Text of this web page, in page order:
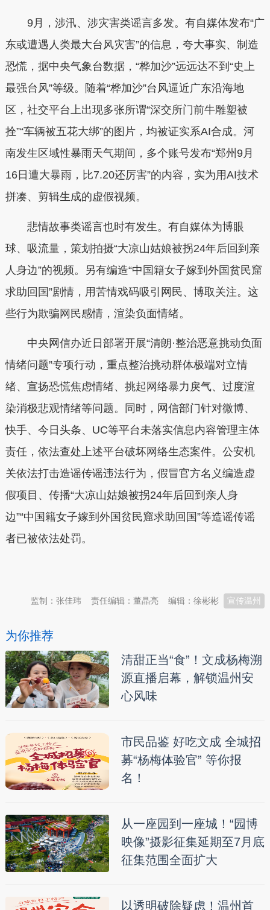
9月，涉汛、涉灾害类谣言多发。有自媒体发布“广
东或遭遇人类最大台风灾害”的信息，夸大事实、制造
恐慌，据中央气象台数据，“桦加沙”远远达不到“史上
最强台风”等级。随着“桦加沙”台风逼近广东沿海地
区，社交平台上出现多张所谓“深交所门前牛雕塑被
拴”“车辆被五花大绑”的图片，均被证实系AI合成。河
南发生区域性暴雨天气期间，多个账号发布“郑州9月
16日遭大暴雨，比7.20还厉害”的内容，实为用AI技术
拼凑、剪辑生成的虚假视频。
悲情故事类谣言也时有发生。有自媒体为博眼
球、吸流量，策划拍摄“大凉山姑娘被拐24年后回到亲
人身边”的视频。另有编造“中国籍女子嫁到外国贫民窟
求助回国”剧情，用苦情戏码吸引网民、博取关注。这
些行为欺骗网民感情，渲染负面情绪。
中央网信办近日部署开展“清朗·整治恶意挑动负面
情绪问题”专项行动，重点整治挑动群体极端对立情
绪、宣扬恐慌焦虑情绪、挑起网络暴力戾气、过度渲
染消极悲观情绪等问题。同时，网信部门针对微博、
快手、今日头条、UC等平台未落实信息内容管理主体
责任，依法查处上述平台破坏网络生态案件。公安机
关依法打击造谣传谣违法行为，假冒官方名义编造虚
假项目、传播“大凉山姑娘被拐24年后回到亲人身
边”“中国籍女子嫁到外国贫民窟求助回国”等造谣传谣
者已被依法处罚。
宣传温州
编辑：徐彬彬
责任编辑：董晶亮
监制：张佳玮
为你推荐
清甜正当“食”！文成杨梅溯
源直播启幕，解锁温州安
心风味
市民品鉴 好吃文成 全城招
募“杨梅体验官” 等你报
名！
从一座园到一座城！“园博
映像”摄影征集延期至7月底
征集范围全面扩大
以透明破除疑虑！温州首